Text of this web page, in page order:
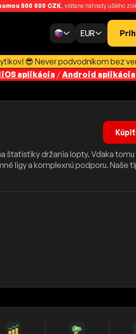
500 000 CZK, vrátane náhrady ušlého
EUR
😎 Never podvodníkom bez
iOS aplikácia /Android aplikácia
Kúpiť
štatistiky držania lopty. Vďaka tomu
ligy a komplexnú podporu. Naše